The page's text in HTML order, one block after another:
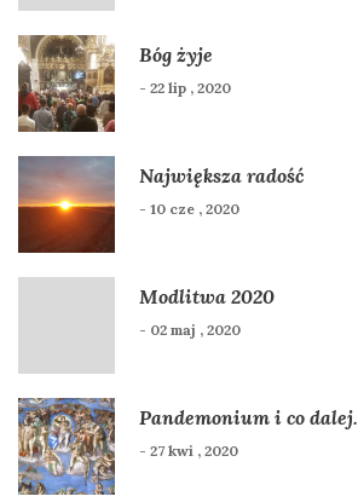
Bóg żyje
- 22 lip , 2020
Największa radość
- 10 cze , 2020
Modlitwa 2020
- 02 maj , 2020
Pandemonium i co dalej.
- 27 kwi , 2020